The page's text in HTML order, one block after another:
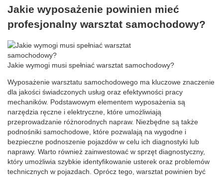
Jakie wyposażenie powinien mieć
profesjonalny warsztat samochodowy?
Jakie wymogi musi spełniać warsztat samochodowy?
Wyposażenie warsztatu samochodowego ma kluczowe znaczenie
dla jakości świadczonych usług oraz efektywności pracy
mechaników. Podstawowym elementem wyposażenia są
narzędzia ręczne i elektryczne, które umożliwiają
przeprowadzanie różnorodnych napraw. Niezbędne są także
podnośniki samochodowe, które pozwalają na wygodne i
bezpieczne podnoszenie pojazdów w celu ich diagnostyki lub
naprawy. Warto również zainwestować w sprzęt diagnostyczny,
który umożliwia szybkie identyfikowanie usterek oraz problemów
technicznych w pojazdach. Oprócz tego, warsztat powinien być